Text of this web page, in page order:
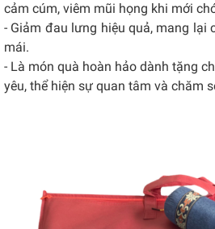
cảm cúm, viêm mũi họng khi mới
- Giảm đau lưng hiệu quả, mang lại
mái.
- Là món quà hoàn hảo dành tặng
yêu, thể hiện sự quan tâm và chăm